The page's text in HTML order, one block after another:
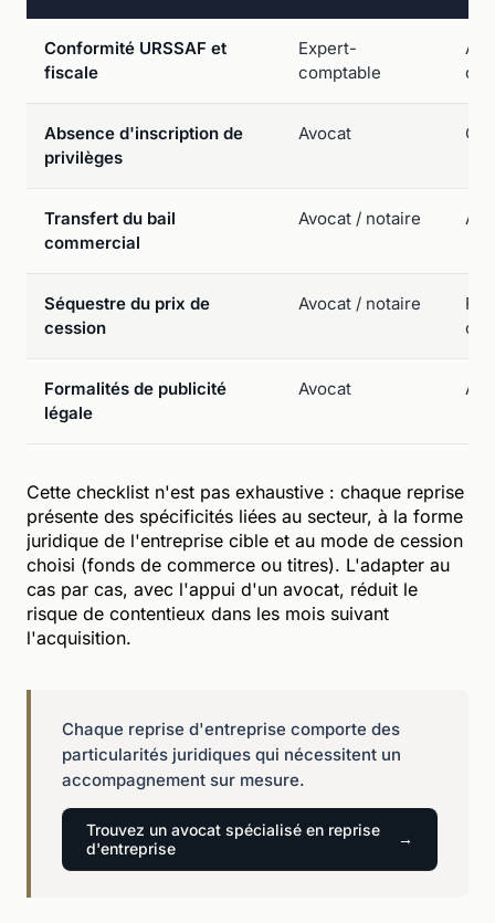
Conformité URSSAF et
fiscale
Expert-
comptable
Absence d'inscription de
privilèges
Avocat
Transfert du bail
commercial
Avocat / notaire
Séquestre du prix de
cession
Avocat / notaire
Formalités de publicité
légale
Avocat
Cette checklist n'est pas exhaustive : chaque reprise
présente des spécificités liées au secteur, à la forme
juridique de l'entreprise cible et au mode de cession
choisi (fonds de commerce ou titres). L'adapter au
cas par cas, avec l'appui d'un avocat, réduit le
risque de contentieux dans les mois suivant
l'acquisition.
Chaque reprise d'entreprise comporte des
particularités juridiques qui nécessitent un
accompagnement sur mesure.
Trouvez un avocat spécialisé en reprise
d'entreprise